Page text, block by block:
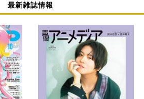
最新雑誌情報